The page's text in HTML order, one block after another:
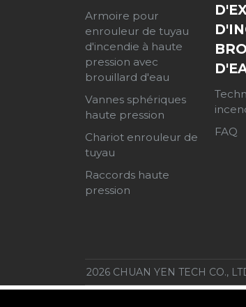
Armoire pour
enrouleur de tuyau
d'incendie à haute
pression avec
brouillard d'eau
Vannes sphériques
haute pression
Chariot enrouleur de
tuyau
Raccords haute
pression
FAQ
2026 CHUAN YEN TECH CO.,